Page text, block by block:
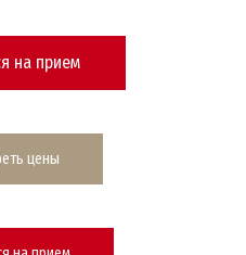
на прием
цены